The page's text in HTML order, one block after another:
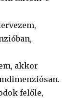
akkor
felőle,